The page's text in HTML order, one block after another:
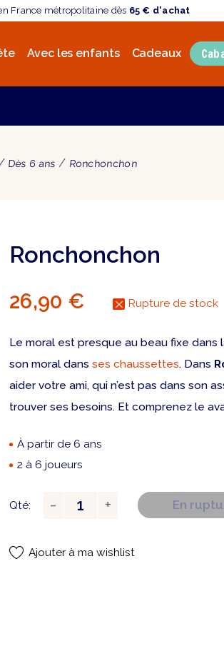
France métropolitaine dès 65 € d'achat
Avec les enfants Cadeaux
Dès 6 ans Ronchonchon
Ronchonchon
26,90 € Rupture de stock
Le moral est presque au beau fixe dans
son moral dans ses chaussettes. Dans
aider votre ami, qui n’est pas dans son
trouver ses besoins. Et comprenez le
À partir de 6 ans
2 à 6 joueurs
Qté: En
Ajouter à ma wishlist